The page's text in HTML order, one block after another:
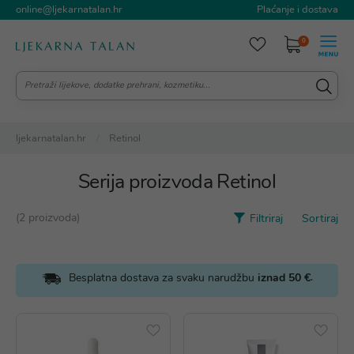
online@ljekarnatalan.hr Plaćanje i dostava
0
ljekarnatalan.hr Retinol
Serija proizvoda Retinol
(2 proizvoda) Filtriraj Sortiraj
Besplatna dostava za svaku narudžbu iznad 50 €.